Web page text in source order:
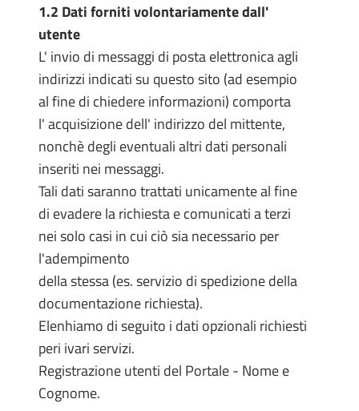
1.2 Dati forniti volontariamente dall'
utente
L' invio di messaggi di posta elettronica agli
indirizzi indicati su questo sito (ad esempio
al fine di chiedere informazioni) comporta
l' acquisizione dell' indirizzo del mittente,
nonchè degli eventuali altri dati personali
inseriti nei messaggi.
Tali dati saranno trattati unicamente al fine
di evadere la richiesta e comunicati a terzi
nei solo casi in cui ciò sia necessario per
l'adempimento
della stessa (es. servizio di spedizione della
documentazione richiesta).
Elenhiamo di seguito i dati opzionali richiesti
peri ivari servizi.
Registrazione utenti del Portale - Nome e
Cognome.